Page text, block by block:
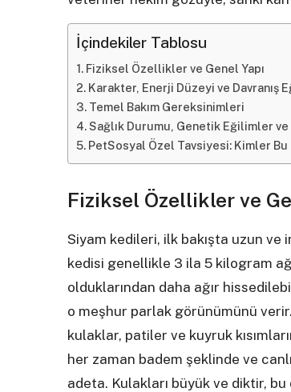
İçindekiler Tablosu
Fiziksel Özellikler ve Genel Yapı
Karakter, Enerji Düzeyi ve Davranış
Temel Bakım Gereksinimleri
Sağlık Durumu, Genetik Eğilimler ve
PetSosyal Özel Tavsiyesi: Kimler
Fiziksel Özellikler ve
Siyam kedileri, ilk bakışta uzun ve
kedisi genellikle 3 ila 5 kilogram
olduklarından daha ağır
o meşhur parlak görünümünü
kulaklar, patiler ve kuyruk
her zaman badem şeklinde ve
adeta. Kulakları büyük ve diktir, bu